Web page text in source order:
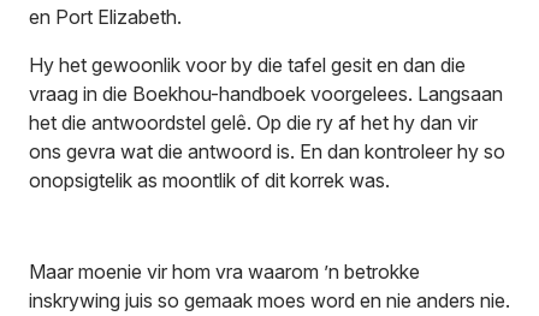
en Port Elizabeth.
Hy het gewoonlik voor by die tafel gesit en dan die
vraag in die Boekhou-handboek voorgelees. Langsaan
het die antwoordstel gelê. Op die ry af het hy dan vir
ons gevra wat die antwoord is. En dan kontroleer hy so
onopsigtelik as moontlik of dit korrek was.
Maar moenie vir hom vra waarom ’n betrokke
inskrywing juis so gemaak moes word en nie anders nie.